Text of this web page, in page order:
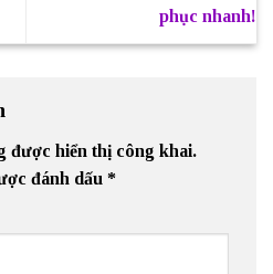
phục nhanh!
được hiển thị công khai.
đánh dấu *